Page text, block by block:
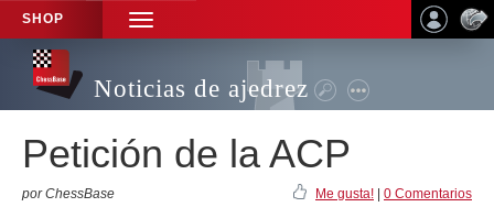
SHOP
TOGGLE
NAVIGATION
Noticias de ajedrez
Petición de la ACP
por ChessBase Me gusta! 0 Comentarios